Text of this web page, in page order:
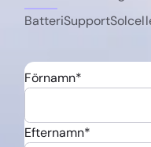
BatteriSupport
Förnamn*
Efternamn*